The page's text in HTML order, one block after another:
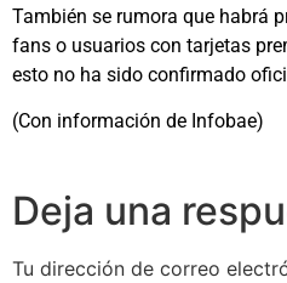
También se rumora que habrá
fans o usuarios con tarjetas
esto no ha sido confirmado
(Con información de Infobae)
Deja una
Tu dirección de correo